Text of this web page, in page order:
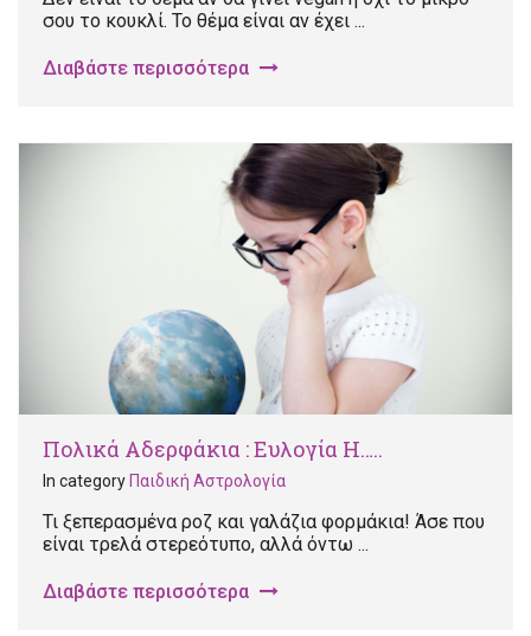
σου το κουκλί. Το θέμα είναι αν έχει ...
Διαβάστε περισσότερα
Πολικά Αδερφάκια : Ευλογία Η…..
In category Παιδική Αστρολογία
Τι ξεπερασμένα ροζ και γαλάζια φορμάκια! Άσε που
είναι τρελά στερεότυπο, αλλά όντω ...
Διαβάστε περισσότερα